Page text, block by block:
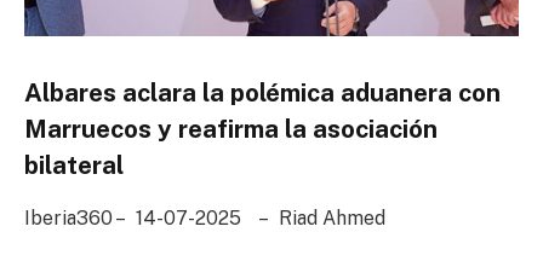
Albares aclara la polémica aduanera con
Marruecos y reafirma la asociación
bilateral
Iberia360 – 14-07-2025 – Riad Ahmed